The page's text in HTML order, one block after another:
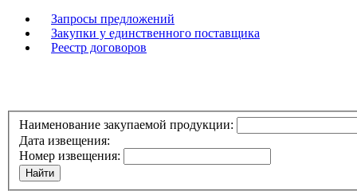
Запросы предложений
Закупки у единственного поставщика
Реестр договоров
Наименование закупаемой продукции:
Дата извещения:
Номер извещения: